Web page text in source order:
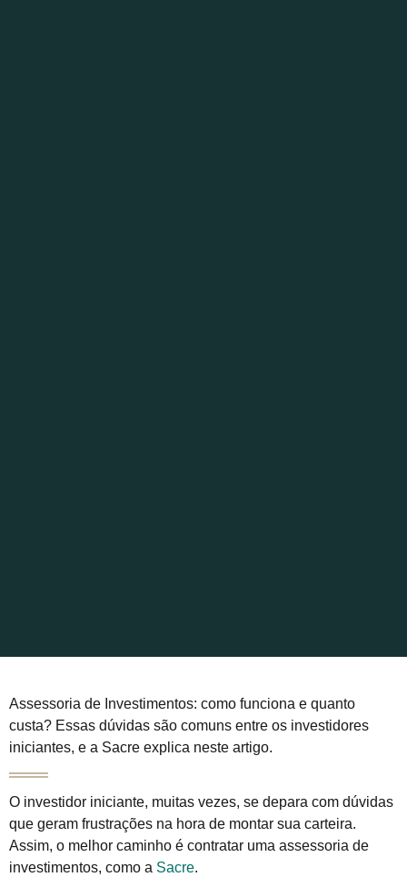
Assessoria de Investimentos: como funciona e quanto
custa? Essas dúvidas são comuns entre os investidores
iniciantes, e a Sacre explica neste artigo.
O investidor iniciante, muitas vezes, se depara com dúvidas
que geram frustrações na hora de montar sua carteira.
Assim, o melhor caminho é contratar uma assessoria de
investimentos, como a Sacre.